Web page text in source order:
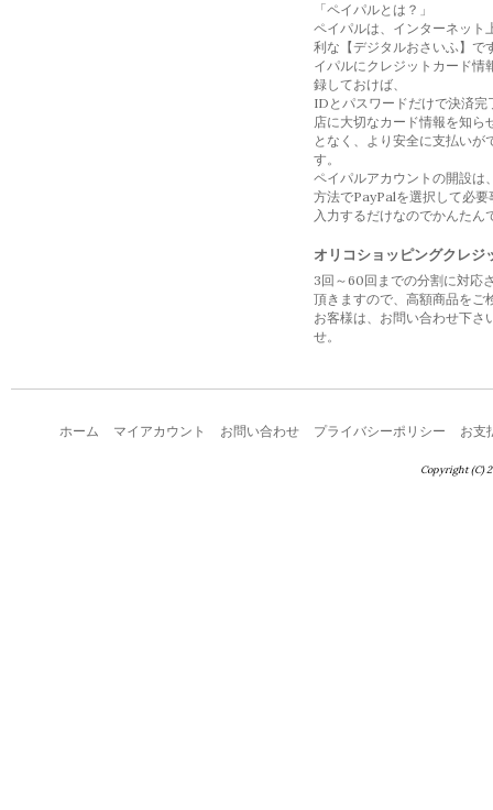
「ペイパルとは？」
ペイパルは、インターネット
利な【デジタルおさいふ】で
イパルにクレジットカード情
録しておけば、
IDとパスワードだけで決済完
店に大切なカード情報を知ら
となく、より安全に支払いが
す。
ペイパルアカウントの開設は
方法でPayPalを選択して必要
入力するだけなのでかんたん
オリコショッピングクレジ
3回～60回までの分割に対応
頂きますので、高額商品をご
お客様は、お問い合わせ下さ
せ。
ホーム マイアカウント お問い合わせ プライバシーポリシー お支
Copyright (C)